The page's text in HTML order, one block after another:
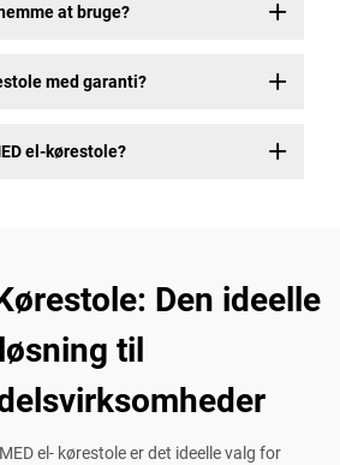
at bruge?
med garanti?
el-kørestole?
Den ideelle
løsning til
el- kørestole er det ideelle valg for